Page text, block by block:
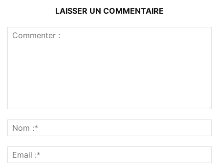
LAISSER UN COMMENTAIRE